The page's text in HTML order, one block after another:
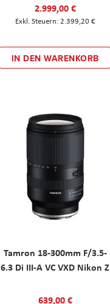
2.999,00 €
2.399,20 €
IN DEN WARENKORB
Tamron 18-300mm F/3.5-
6.3 Di III-A VC VXD Nikon Z
639,00 €